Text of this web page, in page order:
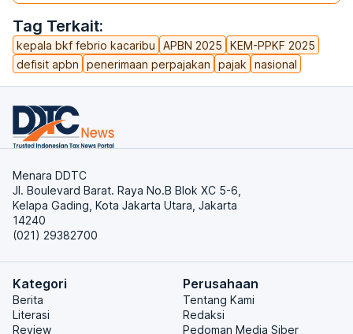
Tag Terkait:
kepala bkf febrio kacaribu APBN 2025
KEM-PPKF 2025
defisit apbn
penerimaan perpajakan pajak nasional
Menara DDTC
Jl. Boulevard Barat. Raya No.B Blok XC 5-6,
Kelapa Gading, Kota Jakarta Utara, Jakarta
14240
(021) 29382700
Kategori
Berita
Literasi
Review
Perusahaan
Tentang Kami
Redaksi
Pedoman Media Siber